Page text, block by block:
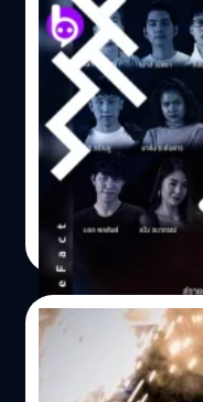
“ซน” Online Creator
เด็ด “The
Thailand”
จัดเต็มความสนุกอย่
Creator Hub หน่วยง
รายการ “THE
และรายการ
ใหม่ให้ตื่นเต้น สุดเ
เรียลลิตี้ในประเทศ
FACTORY
เป็น Youtuber ครั้ง
ถ่ายทอดประสบการณ์
โดย “โค้ชซอฟต์” จา
ของเล่นอย่างลงตัว “
เกี่ยวกับวิทยาศาสต
ประภาส อยู่เย็น| 2269
Read More
13/05/2019
สรุปงาน Intel